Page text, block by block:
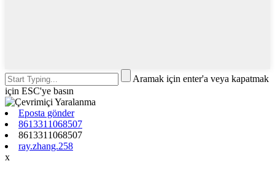
Aramak için enter'a veya kapatmak
için ESC'ye basın
Eposta gönder
8613311068507
8613311068507
ray.zhang.258
x